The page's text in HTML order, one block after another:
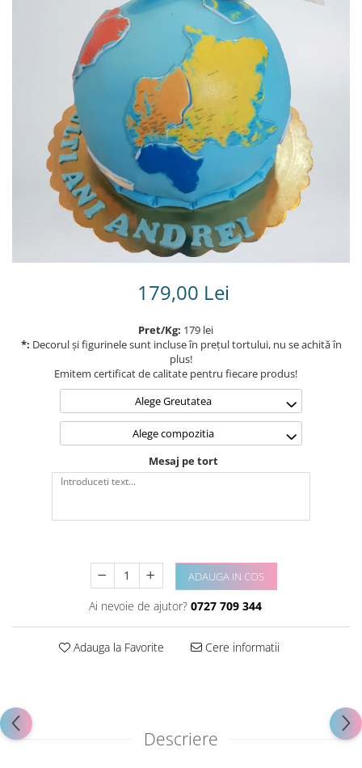
Torturi in frosting- crema pentru
Torturi cu flori
Tortulețe 1.7 kg - 2 kg
179,00 Lei
Pret/Kg: 179 lei
*: Decorul și figurinele sunt incluse în prețul tortului, nu se achită în
plus!
Emitem certificat de calitate pentru fiecare produs!
Alege Greutatea
Alege compozitia
Mesaj pe tort
ADAUGA IN COS
Ai nevoie de ajutor? 0727 709 344
Adauga la Favorite Cere informatii
Descriere